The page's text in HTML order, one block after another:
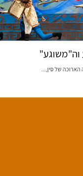
וה"משוגע"
הארוכה של סין,...